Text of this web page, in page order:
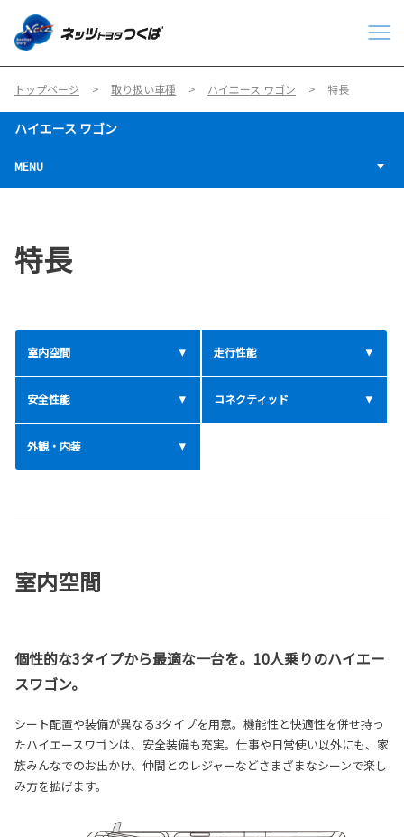
トップページ 取り扱い車種 ハイエース ワゴン 特長
ハイエース ワゴン
MENU
特長
室内空間 走行性能
安全性能 コネクティッド
外観・内装
室内空間
個性的な3タイプから最適な一台を。10人乗りのハイエー
スワゴン。
シート配置や装備が異なる3タイプを用意。機能性と快適性を併せ持っ
たハイエースワゴンは、安全装備も充実。仕事や日常使い以外にも、家
族みんなでのお出かけ、仲間とのレジャーなどさまざまなシーンで楽し
み方を拡げます。